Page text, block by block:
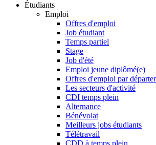
Étudiants
Emploi
Offres d'emploi
Job étudiant
Temps partiel
Stage
Job d'été
Emploi jeune diplômé(e)
Offres d'emploi par
Les secteurs d'activité
CDI temps plein
Alternance
Bénévolat
Meilleurs jobs étudiants
Télétravail
CDD à temps plein